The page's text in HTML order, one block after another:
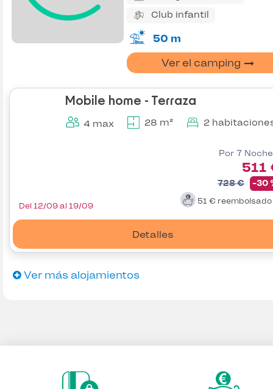
Club infantil
50 m
Ver el camping
Mobile home - Terraza
4 max 28 m² 2
Por 7
511
728 € -30
51 € reembolsado
Detalles
Del 12/09 al 19/09
Ver más alojamientos